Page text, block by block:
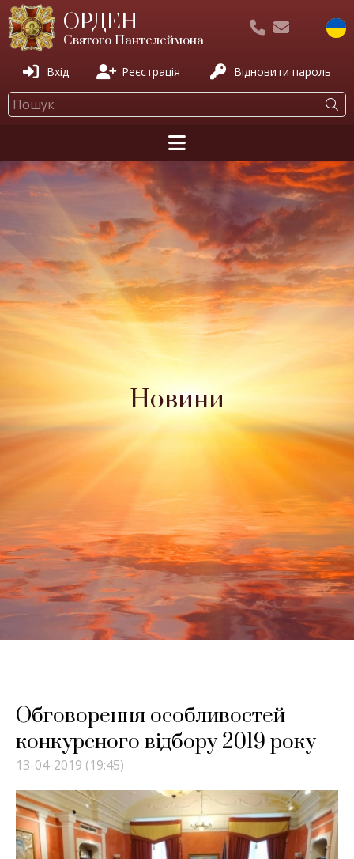
ОРДЕН
Святого Пантелеймона
Вхід Реєстрація Відновити пароль
Новини
Обговорення особливостей
конкурсного відбору 2019 року
13-04-2019 (19:45)